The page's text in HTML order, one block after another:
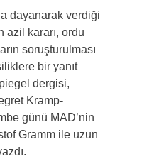
dayanarak verdiği
azil kararı, ordu
soruşturulması
bir yanıt
dergisi,
Kramp-
günü MAD’nin
Gramm ile uzun